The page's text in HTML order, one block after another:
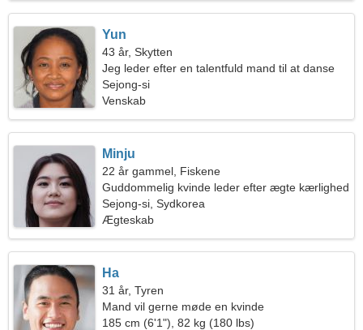
Yun
43 år, Skytten
Jeg leder efter en talentfuld mand til at danse
Sejong-si
Venskab
Minju
22 år gammel, Fiskene
Guddommelig kvinde leder efter ægte kærlighed
Sejong-si, Sydkorea
Ægteskab
Ha
31 år, Tyren
Mand vil gerne møde en kvinde
185 cm (6'1"), 82 kg (180 lbs)